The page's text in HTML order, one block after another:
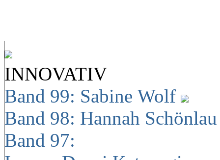
INNOVATIV
Band 99: Sabine Wolf
Band 98: Hannah
Band 97: